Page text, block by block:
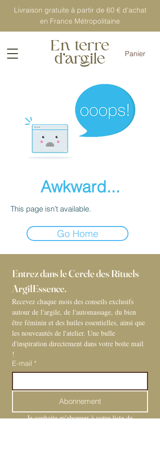
Livraison gratuite à partir de 60 € d'achat
en France Métropolitaine
Panier
Awkward...
This page isn’t available.
Go Home
Entrez dans le Cercle des Rituels
ArgilEssence.
Recevez chaque mois des conseils exclusifs
autour de l'argile, de l'automassage, du bien
être féminin et des huiles essentielles, ainsi que
les nouveautés de l'atelier. Une bulle
d'inspiration directement dans votre boite mail
!
E-mail *
Abonnement
Je souhaite m'abonner à votre liste de